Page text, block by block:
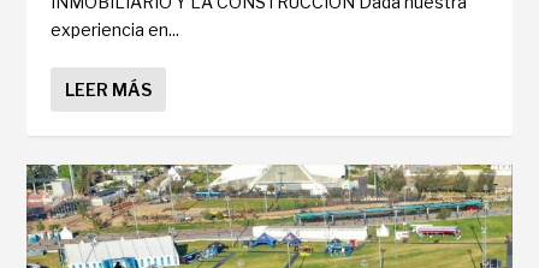
experiencia en...
LEER MÁS